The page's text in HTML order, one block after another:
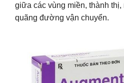
giữa các vùng miền, thành
quãng đường vận chuyển.